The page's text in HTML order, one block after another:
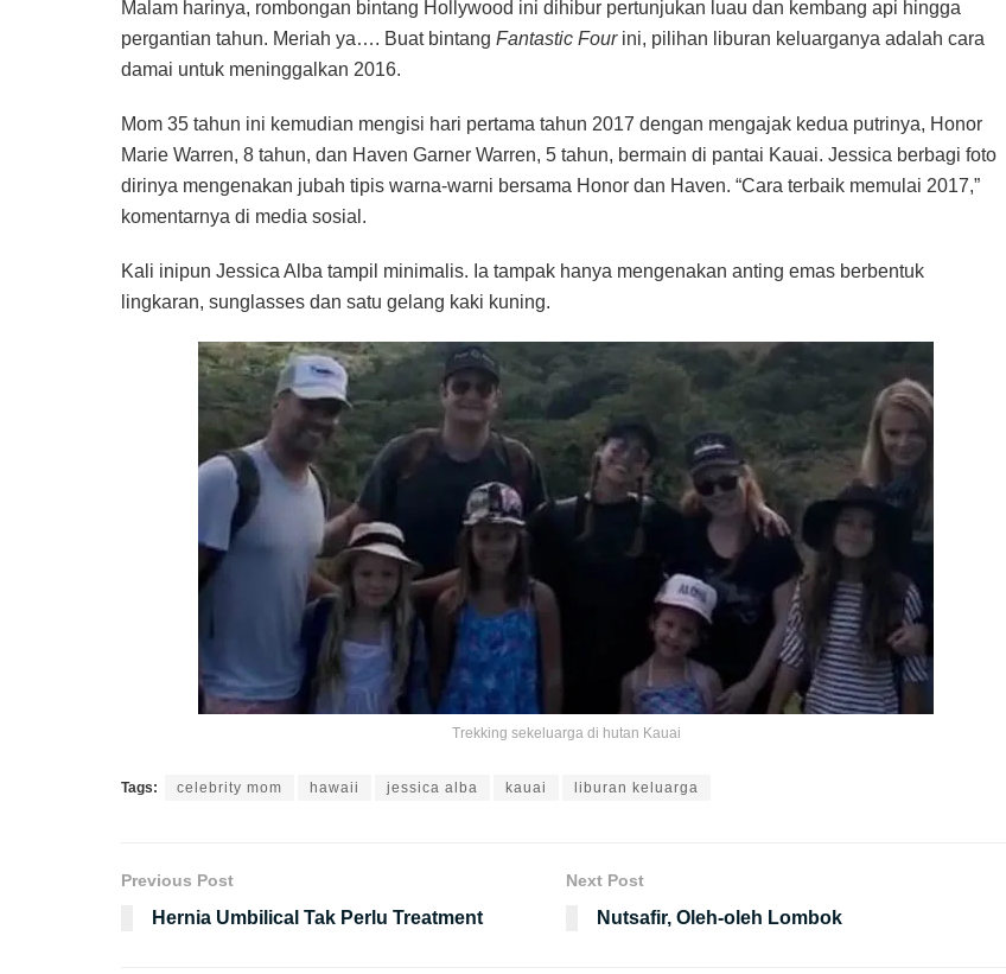
Malam harinya, rombongan bintang Hollywood ini dihibur pertunjukan luau dan kembang api hingga
pergantian tahun. Meriah ya…. Buat bintang Fantastic Fourini, pilihan liburan keluarganya adalah cara
damai untuk meninggalkan 2016.
Mom 35 tahun ini kemudian mengisi hari pertama tahun 2017 dengan mengajak kedua putrinya, Honor
Marie Warren, 8 tahun, dan Haven Garner Warren, 5 tahun, bermain di pantai Kauai. Jessica berbagi foto
dirinya mengenakan jubah tipis warna-warni bersama Honor dan Haven. “Cara terbaik memulai 2017,”
komentarnya di media sosial.
Kali inipun Jessica Alba tampil minimalis. Ia tampak hanya mengenakan anting emas berbentuk
lingkaran, sunglasses dan satu gelang kaki kuning.
Trekking sekeluarga di hutan Kauai
Tags: celebrity mom hawaii jessica alba kauai liburan keluarga
Previous Post
Hernia Umbilical Tak Perlu Treatment
Next Post
Nutsafir, Oleh-oleh Lombok